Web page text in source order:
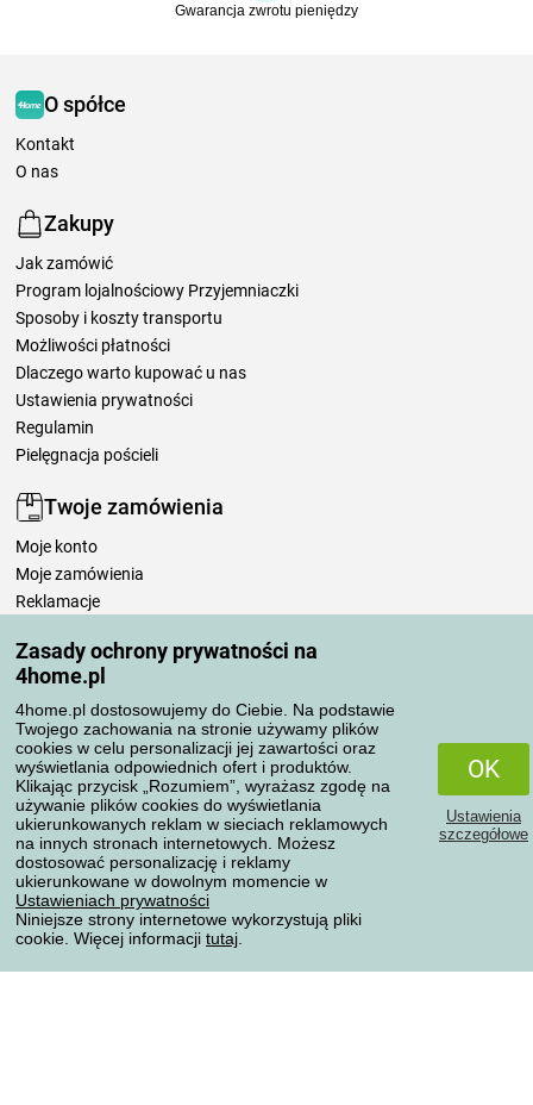
Zasady ochrony prywatności na
4home.pl
4home.pl dostosowujemy do Ciebie. Na podstawie
Twojego zachowania na stronie używamy plików
cookies w celu personalizacji jej zawartości oraz
wyświetlania odpowiednich ofert i produktów.
Klikając przycisk „Rozumiem”, wyrażasz zgodę na
używanie plików cookies do wyświetlania
ukierunkowanych reklam w sieciach reklamowych
na innych stronach internetowych. Możesz
dostosować personalizację i reklamy
ukierunkowane w dowolnym momencie w
Ustawieniach prywatności
Niniejsze strony internetowe wykorzystują pliki
cookie. Więcej informacji tutaj
OK
Ustawienia
szczegółowe
Gwarancja zwrotu pieniędzy
O spółce
Kontakt
O nas
Zakupy
Jak zamówić
Program lojalnościowy Przyjemniaczki
Sposoby i koszty transportu
Możliwości płatności
Dlaczego warto kupować u nas
Ustawienia prywatności
Regulamin
Pielęgnacja pościeli
Twoje zamówienia
Moje konto
Moje zamówienia
Reklamacje
Zasady przetwarzania recenzji
Sposoby transportu
Metody płatności
Niezawodny sklep